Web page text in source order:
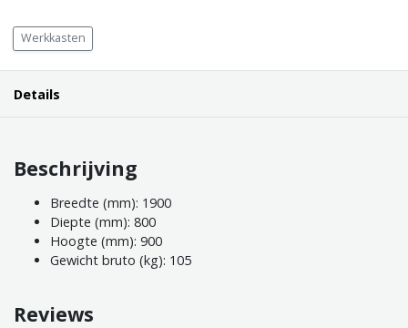
Werkkasten
Details
Beschrijving
Breedte (mm): 1900
Diepte (mm): 800
Hoogte (mm): 900
Gewicht bruto (kg): 105
Reviews